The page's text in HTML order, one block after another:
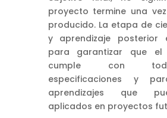
proyecto termine una
producido. La etapa de
y aprendizaje posterior
para garantizar que el
cumple con
especificaciones y
aprendizajes que
aplicados en proyectos